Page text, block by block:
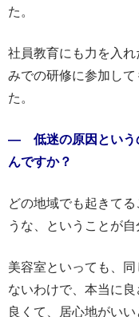
た。
社員教育にも力を入
みでの研修に参加し
た。
― 低迷の原因という
んですか？
どの地域でも起きて
うな、ということが自
美容室といっても、
ないわけで、本当に
良くて、居心地がい